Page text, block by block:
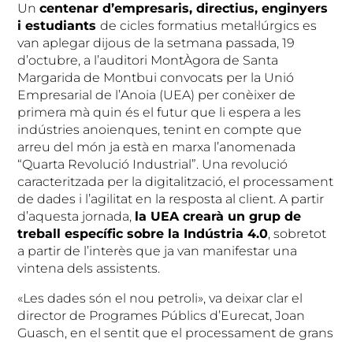
Uncentenar d’empresaris, directius, enginyers
i estudiantsde cicles formatius metal·lúrgics es
van aplegar dijous de la setmana passada, 19
d’octubre, a l’auditori MontÀgora de Santa
Margarida de Montbui convocats per la Unió
Empresarial de l’Anoia (UEA) per conèixer de
primera mà quin és el futur que li espera a les
indústries anoienques, tenint en compte que
arreu del món ja està en marxa l’anomenada
“Quarta Revolució Industrial”. Una revolució
caracteritzada per la digitalització, el processament
de dades i l’agilitat en la resposta al client. A partir
d’aquesta jornada, la UEA crearà un grup de
treball específic sobre la Indústria 4.0, sobretot
a partir de l’interès que ja van manifestar una
vintena dels assistents.
«Les dades són el nou petroli», va deixar clar el
director de Programes Públics d’Eurecat, Joan
Guasch, en el sentit que el processament de grans